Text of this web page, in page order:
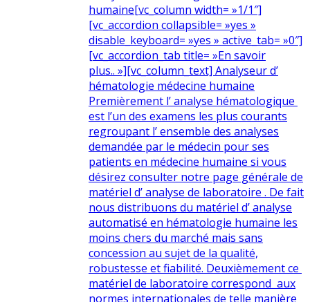
humaine[vc_column width= »1/1″]
[vc_accordion collapsible= »yes »
disable_keyboard= »yes » active_tab= »0″]
[vc_accordion_tab title= »En savoir
plus.. »][vc_column_text] Analyseur d’
hématologie médecine humaine
Premièrement l’ analyse hématologique
est l’un des examens les plus courants
regroupant l’ ensemble des analyses
demandée par le médecin pour ses
patients en médecine humaine si vous
désirez consulter notre page générale de
matériel d’ analyse de laboratoire . De fait
nous distribuons du matériel d’ analyse
automatisé en hématologie humaine les
moins chers du marché mais sans
concession au sujet de la qualité,
robustesse et fiabilité. Deuxièmement ce
matériel de laboratoire correspond aux
normes internationales de telle manière